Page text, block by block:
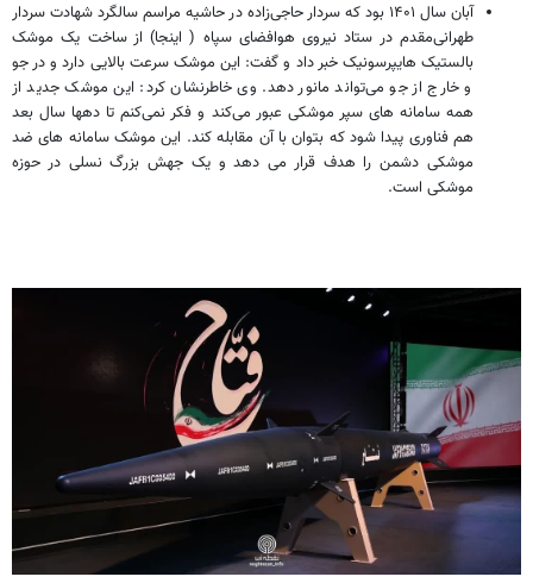
آبان سال ۱۴۰۱ بود که سردار حاجی‌زاده در حاشیه مراسم سالگرد شهادت سردار
طهرانی‌مقدم در ستاد نیروی هوافضای سپاه ( اینجا) از ساخت یک موشک
بالستیک هایپرسونیک خبر داد و گفت: این موشک سرعت بالایی دارد و در جو
و خارج از جو می‌تواند ‌مانور دهد. وی خاطرنشان کرد: این موشک جدید از
همه سامانه های سپر موشکی عبور می‌کند و فکر نمی‌کنم تا دهها سال بعد
هم فناوری پیدا شود که بتوان با آن مقابله کند. این موشک سامانه های ضد
موشکی دشمن را هدف قرار می دهد و یک جهش بزرگ نسلی در حوزه
موشکی است.